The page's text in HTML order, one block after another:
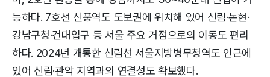
능하다. 7호선 신풍역도 도보권에 위치해 있어 신림·논현·
강남구청·건대입구 등 서울 주요 거점으로의 이동도 편리
하다. 2024년 개통한 신림선 서울지방병무청역도 인근에
있어 신림·관악 지역과의 연결성도 확보했다.